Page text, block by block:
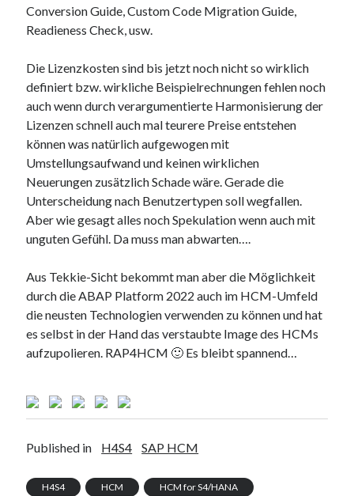
Conversion Guide, Custom Code Migration Guide,
Readieness Check, usw.
Die Lizenzkosten sind bis jetzt noch nicht so wirklich
definiert bzw. wirkliche Beispielrechnungen fehlen noch
auch wenn durch verargumentierte Harmonisierung der
Lizenzen schnell auch mal teurere Preise entstehen
können was natürlich aufgewogen mit
Umstellungsaufwand und keinen wirklichen
Neuerungen zusätzlich Schade wäre. Gerade die
Unterscheidung nach Benutzertypen soll wegfallen.
Aber wie gesagt alles noch Spekulation wenn auch mit
unguten Gefühl. Da muss man abwarten….
Aus Tekkie-Sicht bekommt man aber die Möglichkeit
durch die ABAP Platform 2022 auch im HCM-Umfeld
die neusten Technologien verwenden zu können und hat
es selbst in der Hand das verstaubte Image des HCMs
aufzupolieren. RAP4HCM 🙂 Es bleibt spannend…
Published in H4S4 SAP HCM
H4S4 HCM HCM for S4/HANA